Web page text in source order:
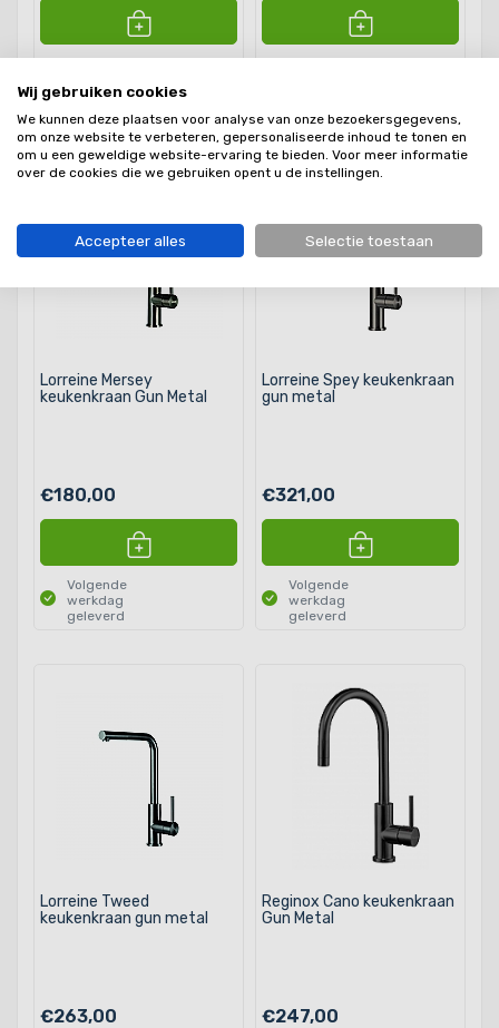
Volgende
geleverd
Volgende
Lorreine Mersey
keukenkraan Gun Metal
€180,00
Volgende
werkdag
geleverd
Lorreine Spey keukenkraan
gun metal
€321,00
Volgende
werkdag
geleverd
Lorreine Tweed
keukenkraan gun metal
€263,00
Reginox Cano keukenkraan
Gun Metal
€247,00
Wij gebruiken cookies
We kunnen deze plaatsen voor analyse van onze bezoekersgegevens,
om onze website te verbeteren, gepersonaliseerde inhoud te tonen en
om u een geweldige website-ervaring te bieden. Voor meer informatie
over de cookies die we gebruiken opent u de instellingen.
Accepteer alles Selectie toestaan